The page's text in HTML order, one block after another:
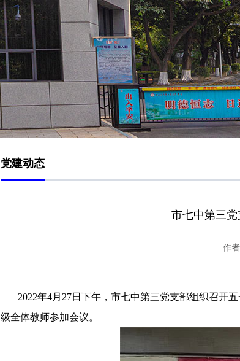
党建动态
市七中第三
作
2022年4月27日下午，市七中第三党支部组织召开
级全体教师参加会议。